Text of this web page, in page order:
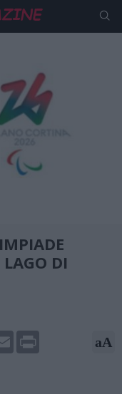
DI
Email aA